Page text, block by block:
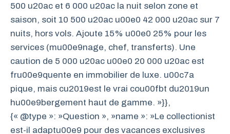
500 u20ac et 6 000 u20ac la nuit selon zone et
saison, soit 10 500 u20ac u00e0 42 000 u20ac sur 7
nuits, hors vols. Ajoute 15% u00e0 25% pour les
services (mu00e9nage, chef, transferts). Une
caution de 5 000 u20ac u00e0 20 000 u20ac est
fru00e9quente en immobilier de luxe. u00c7a
pique, mais cu2019est le vrai cou00fbt du2019un
hu00e9bergement haut de gamme. »}},
{« @type »: »Question », »name »: »Le collectionist
est-il adaptu00e9 pour des vacances exclusives